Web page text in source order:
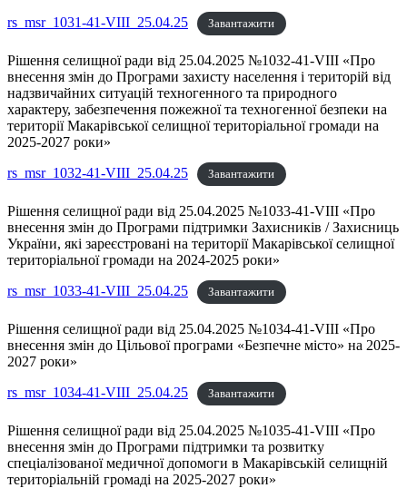
rs_msr_1031-41-VIII_25.04.25
Завантажити
Рішення селищної ради від 25.04.2025 №1032-41-VIII «Про
внесення змін до Програми захисту населення і територій від
надзвичайних ситуацій техногенного та природного
характеру, забезпечення пожежної та техногенної безпеки на
території Макарівської селищної територіальної громади на
2025-2027 роки»
rs_msr_1032-41-VIII_25.04.25
Завантажити
Рішення селищної ради від 25.04.2025 №1033-41-VIII «Про
внесення змін до Програми підтримки Захисників / Захисниць
України, які зареєстровані на території Макарівської селищної
територіальної громади на 2024-2025 роки»
rs_msr_1033-41-VIII_25.04.25
Завантажити
Рішення селищної ради від 25.04.2025 №1034-41-VIII «Про
внесення змін до Цільової програми «Безпечне місто» на 2025-
2027 роки»
rs_msr_1034-41-VIII_25.04.25
Завантажити
Рішення селищної ради від 25.04.2025 №1035-41-VIII «Про
внесення змін до Програми підтримки та розвитку
спеціалізованої медичної допомоги в Макарівській селищній
територіальній громаді на 2025-2027 роки»